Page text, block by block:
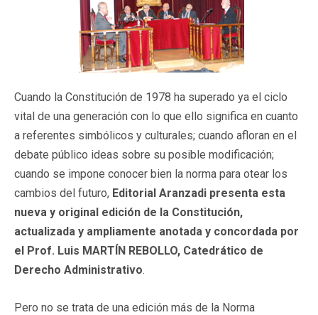
Cuando la Constitución de 1978 ha superado ya el ciclo
vital de una generación con lo que ello significa en cuanto
a referentes simbólicos y culturales; cuando afloran en el
debate público ideas sobre su posible modificación;
cuando se impone conocer bien la norma para otear los
cambios del futuro, Editorial Aranzadi presenta esta
nueva y original edición de la Constitución,
actualizada y ampliamente anotada y concordada por
el Prof. Luis MARTÍN REBOLLO, Catedrático de
Derecho Administrativo.
Pero no se trata de una edición más de la Norma